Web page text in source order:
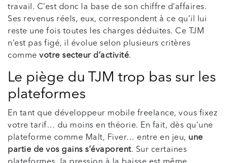
travail. C’est donc la base de son chiffre d’affaires.
Ses revenus réels, eux, correspondent à ce qu’il lui
reste une fois toutes les charges déduites. Ce TJM
n’est pas figé, il évolue selon plusieurs critères
comme votre secteur d’activité.
Le piège du TJM trop bas sur les
plateformes
En tant que développeur mobile freelance, vous fixez
votre tarif… du moins en théorie. En fait, dès qu’une
plateforme comme Malt, Fiver… entre en jeu, une
partie de vos gains s’évaporent. Sur certaines